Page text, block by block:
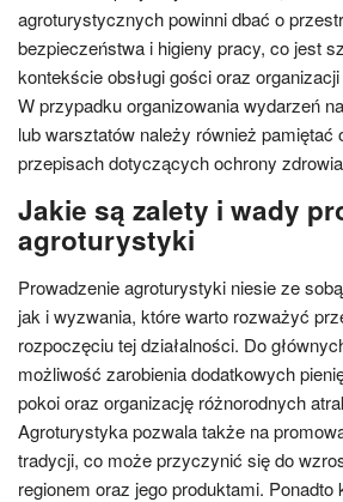
agroturystycznych powinni dbać o
bezpieczeństwa i higieny pracy, co jest
kontekście obsługi gości oraz
W przypadku organizowania wydarzeń
lub warsztatów należy również pamiętać
przepisach dotyczących ochrony
Jakie są zalety i wady
agroturystyki
Prowadzenie agroturystyki niesie ze
jak i wyzwania, które warto rozważyć
rozpoczęciu tej działalności. Do
możliwość zarobienia dodatkowych
pokoi oraz organizację różnorodnych
Agroturystyka pozwala także na
tradycji, co może przyczynić się do
regionem oraz jego produktami.